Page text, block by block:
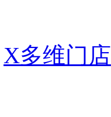
X多维门店